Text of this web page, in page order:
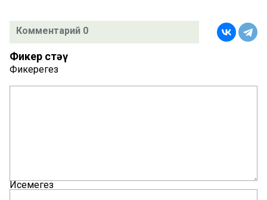
Комментарий 0
Фикер өстәү
Фикерегез
Исемегез